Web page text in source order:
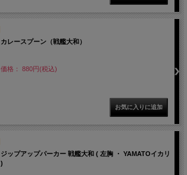
カレースプーン（戦艦大和）
価格： 880円(税込)
ジップアップパーカー 戦艦大和 ( 左胸 ・ YAMATOイカリ
)